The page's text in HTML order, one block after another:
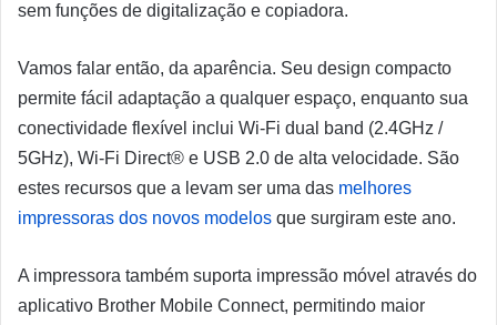
sem funções de digitalização e copiadora.
Vamos falar então, da aparência. Seu design compacto
permite fácil adaptação a qualquer espaço, enquanto sua
conectividade flexível inclui Wi-Fi dual band (2.4GHz /
5GHz), Wi-Fi Direct® e USB 2.0 de alta velocidade. São
estes recursos que a levam ser uma das melhores
impressoras dos novos modelos que surgiram este ano.
A impressora também suporta impressão móvel através do
aplicativo Brother Mobile Connect, permitindo maior